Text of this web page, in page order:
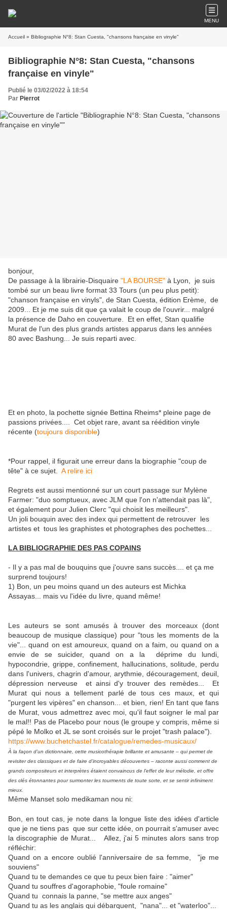
MENU
Accueil » Bibliographie N°8: Stan Cuesta, "chansons française en vinyle"
Bibliographie N°8: Stan Cuesta, "chansons
française en vinyle"
Publié le 03/02/2022 à 18:54
Par Pierrot
bonjour,
De passage à la librairie-Disquaire "LA BOURSE" à Lyon, je suis
tombé sur un beau livre format 33 Tours (un peu plus petit):
"chanson française en vinyls", de Stan Cuesta, édition Erème, de
2009... Et je me suis dit que ça valait le coup de l'ouvrir... malgré
la présence de Daho en couverture. Et en effet, Stan qualifie
Murat de l'un des plus grands artistes apparus dans les années
80 avec Bashung... Je suis reparti avec.
Et en photo, la pochette signée Bettina Rheims* pleine page de
passions privées.... Cet objet rare, avant sa réédition vinyle
récente (toujours disponible)
*Pour rappel, il figurait une erreur dans la biographie "coup de
tête" à ce sujet. A relire ici
Regrets est aussi mentionné sur un court passage sur Mylène
Farmer: "duo somptueux, avec JLM que l'on n'attendait pas là",
et également pour Julien Clerc "qui choisit les meilleurs".
Un joli bouquin avec des index qui permettent de retrouver les
artistes et tous les graphistes et photographes des pochettes...
LA BIBLIOGRAPHIE DES PAS COPAINS
- Il y a pas mal de bouquins que j'ouvre sans succès.... et ça me
surprend toujours!
1) Bon, un peu moins quand un des auteurs est Michka
Assayas... mais vu l'idée du livre, quand même!
Les auteurs se sont amusés à trouver des morceaux (dont
beaucoup de musique classique) pour "tous les moments de la
vie"... quand on est amoureux, quand on a faim, ou quand on a
envie de se suicider, quand on a la déprime du lundi,
hypocondrie, grippe, confinement, hallucinations, solitude, perdu
dans l'univers, chagrin d'amour, arythmie, découragement, deuil,
dépression nerveuse et ainsi d'y trouver des remèdes... Et
Murat qui nous a tellement parlé de tous ces maux, et qui
"purgent les vipères" en chanson... et bien, rien! En tant que fans
de Murat, vous admettrez avec moi, qu'il faut soigner le mal par
le mal!! Pas de Placebo pour nous (le groupe y compris, même si
pépé le Molko et JL se sont croisés sur le projet "trash palace").
https://www.buchetchastel.fr/catalogue/remedes-musicaux/
À la façon d’un dictionnaire, cette musicothérapie brillante et amusante – qui permet de
revisiter des classiques et de faire d’incroyables découvertes – raconte aussi comment de
grands compositeurs et interprètes étaient convaincus de l’effet de leur mélodie, et offre
des clés étonnantes pour surmonter les tourments de toute sorte, et se sentir infiniment
mieux.
Même Manset solo medikaman nou ni:
Bon, en tout cas, je note dans la longue liste des idées d'article
que je ne tiens pas que sur cette idée, on pourrait s'amuser avec
la discographie de Murat... Allez, j'ai 5 minutes alors sans trop
réfléchir:
Quand on a encore oublié l'anniversaire de sa femme, "je me
souviens"
Quand tu te demandes ce que tu peux bien faire : "aimer"
Quand tu souffres d'agoraphobie, "foule romaine"
Quand tu connais la panne, "se mettre aux anges"
Quand tu as les anglais qui débarquent, "nana"... et "waterloo"...